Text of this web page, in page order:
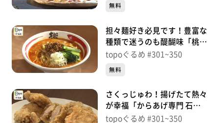
無料
担々麺好き必見です！豊富な
種類で迷うのも醍醐味「桃源
花 富谷店」（富谷市鷹乃
topoぐるめ #301~350
無料
さくっじゅわ！揚げたて熱々
が幸福「からあげ専門 石井
商店 富谷店」（富谷市鷹乃
topoぐるめ #301~350